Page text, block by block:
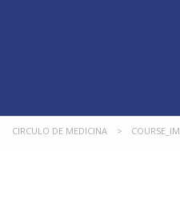
CIRCULO DE MEDICINA >